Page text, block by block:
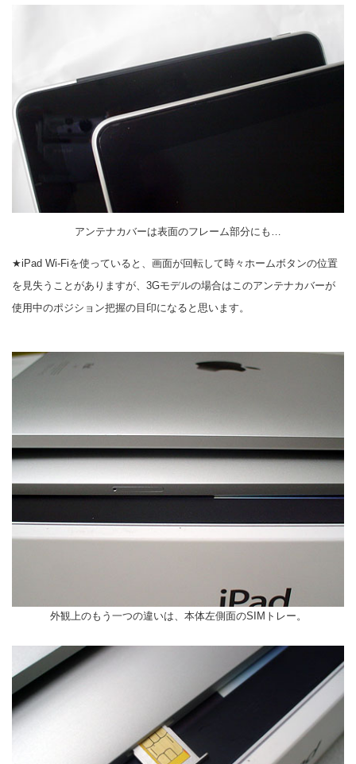
アンテナカバーは表面のフレーム部分にも…
★iPad Wi-Fiを使っていると、画面が回転して時々ホームボタンの位置
を見失うことがありますが、3Gモデルの場合はこのアンテナカバーが
使用中のポジション把握の目印になると思います。
外観上のもう一つの違いは、本体左側面のSIMトレー。